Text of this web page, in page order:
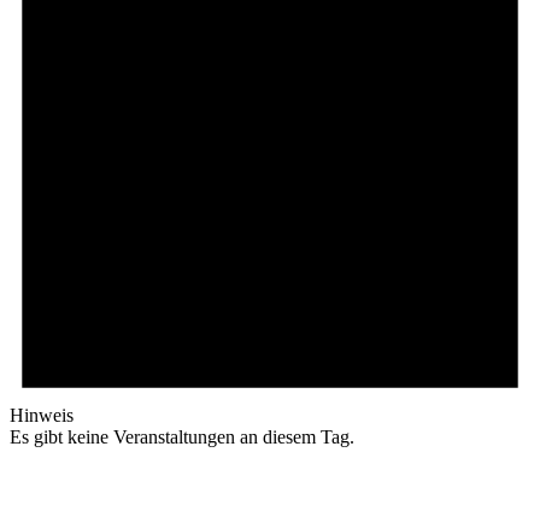
Hinweis
Es gibt keine Veranstaltungen an diesem Tag.